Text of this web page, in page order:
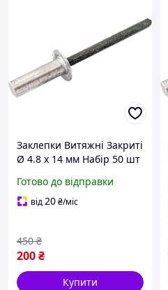
Заклепки Витяжні Закриті
Ø 4.8 х 14 мм Набір 50 шт
Готово до відправки
від20₴/міс
200₴
450 ₴
Купити